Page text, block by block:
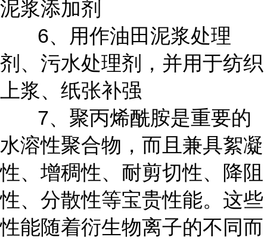
泥浆添加剂
6、用作油田泥浆处理
剂、污水处理剂，并用于纺织
上浆、纸张补强
7、聚丙烯酰胺是重要的
水溶性聚合物，而且兼具絮凝
性、增稠性、耐剪切性、降阻
性、分散性等宝贵性能。这些
性能随着衍生物离子的不同而